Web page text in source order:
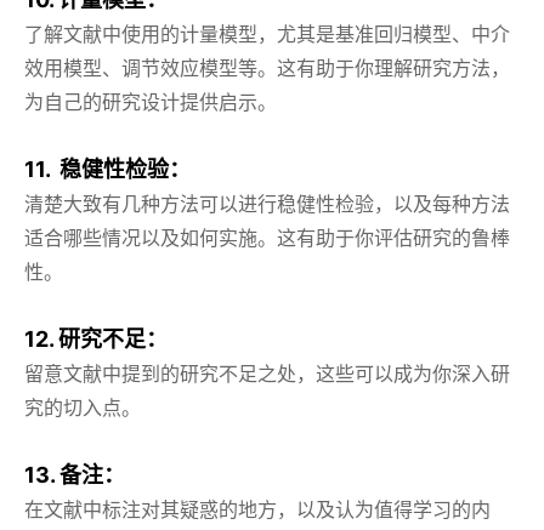
了解文献中使用的计量模型，尤其是基准回归模型、中介
效用模型、调节效应模型等。这有助于你理解研究方法，
为自己的研究设计提供启示。
11. 稳健性检验：
清楚大致有几种方法可以进行稳健性检验，以及每种方法
适合哪些情况以及如何实施。这有助于你评估研究的鲁棒
性。
12. 研究不足：
留意文献中提到的研究不足之处，这些可以成为你深入研
究的切入点。
13. 备注：
在文献中标注对其疑惑的地方，以及认为值得学习的内